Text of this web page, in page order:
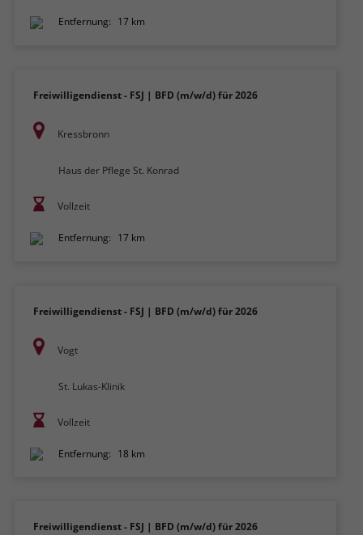
Entfernung: 17 km
Freiwilligendienst - FSJ | BFD (m/w/d) für 2026
Kressbronn
Haus der Pflege St. Konrad
Vollzeit
Entfernung: 17 km
Freiwilligendienst - FSJ | BFD (m/w/d) für 2026
Vogt
St. Lukas-Klinik
Vollzeit
Entfernung: 18 km
Freiwilligendienst - FSJ | BFD (m/w/d) für 2026